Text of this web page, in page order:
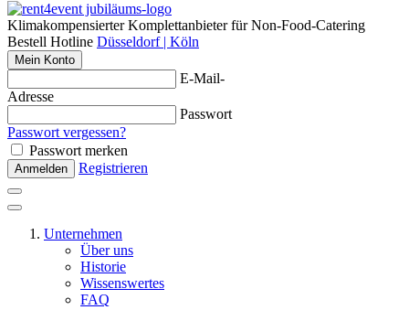
Klimakompensierter Komplettanbieter für Non-Food-Catering
Bestell Hotline Düsseldorf | Köln
Mein Konto
E-Mail-
Adresse
Passwort
Passwort vergessen?
Passwort merken
Anmelden Registrieren
Unternehmen
Über uns
Historie
Wissenswertes
FAQ